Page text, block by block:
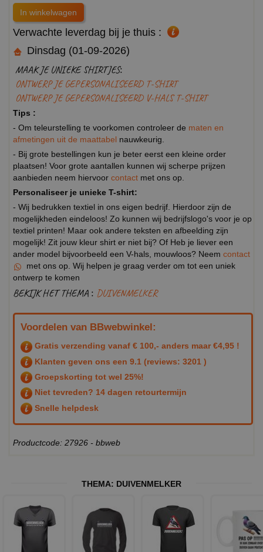
Verwachte leverdag bij je thuis :
Dinsdag (01-09-2026)
MAAK JE UNIEKE SHIRTJES:
ONTWERP JE GEPERSONALISEERD T-SHIRT
ONTWERP JE GEPERSONALISEERD V-HALS T-SHIRT
Tips :
- Om teleurstelling te voorkomen controleer de maten en
afmetingen uit de maattabel nauwkeurig.
- Bij grote bestellingen kun je beter eerst een kleine order
plaatsen! Voor grote aantallen kunnen wij scherpe prijzen
aanbieden neem hiervoor contact met ons op.
Personaliseer je unieke T-shirt:
- Wij bedrukken textiel in ons eigen bedrijf. Hierdoor zijn de
mogelijkheden eindeloos! Zo kunnen wij bedrijfslogo's voor je op
textiel printen! Maar ook andere teksten en afbeelding zijn
mogelijk! Zit jouw kleur shirt er niet bij? Of Heb je liever een
ander model bijvoorbeeld een V-hals, mouwloos? Neem contact
met ons op. Wij helpen je graag verder om tot een uniek
ontwerp te komen
BEKIJK HET THEMA : DUIVENMELKER
Voordelen van BBwebwinkel:
Gratis verzending vanaf € 100,- anders maar €4,95 !
Klanten geven ons een 9.1 (reviews: 3201 )
Groepskorting tot wel 25%!
Niet tevreden? 14 dagen retourtermijn
Snelle helpdesk
Productcode: 27926 - bbweb
THEMA: DUIVENMELKER